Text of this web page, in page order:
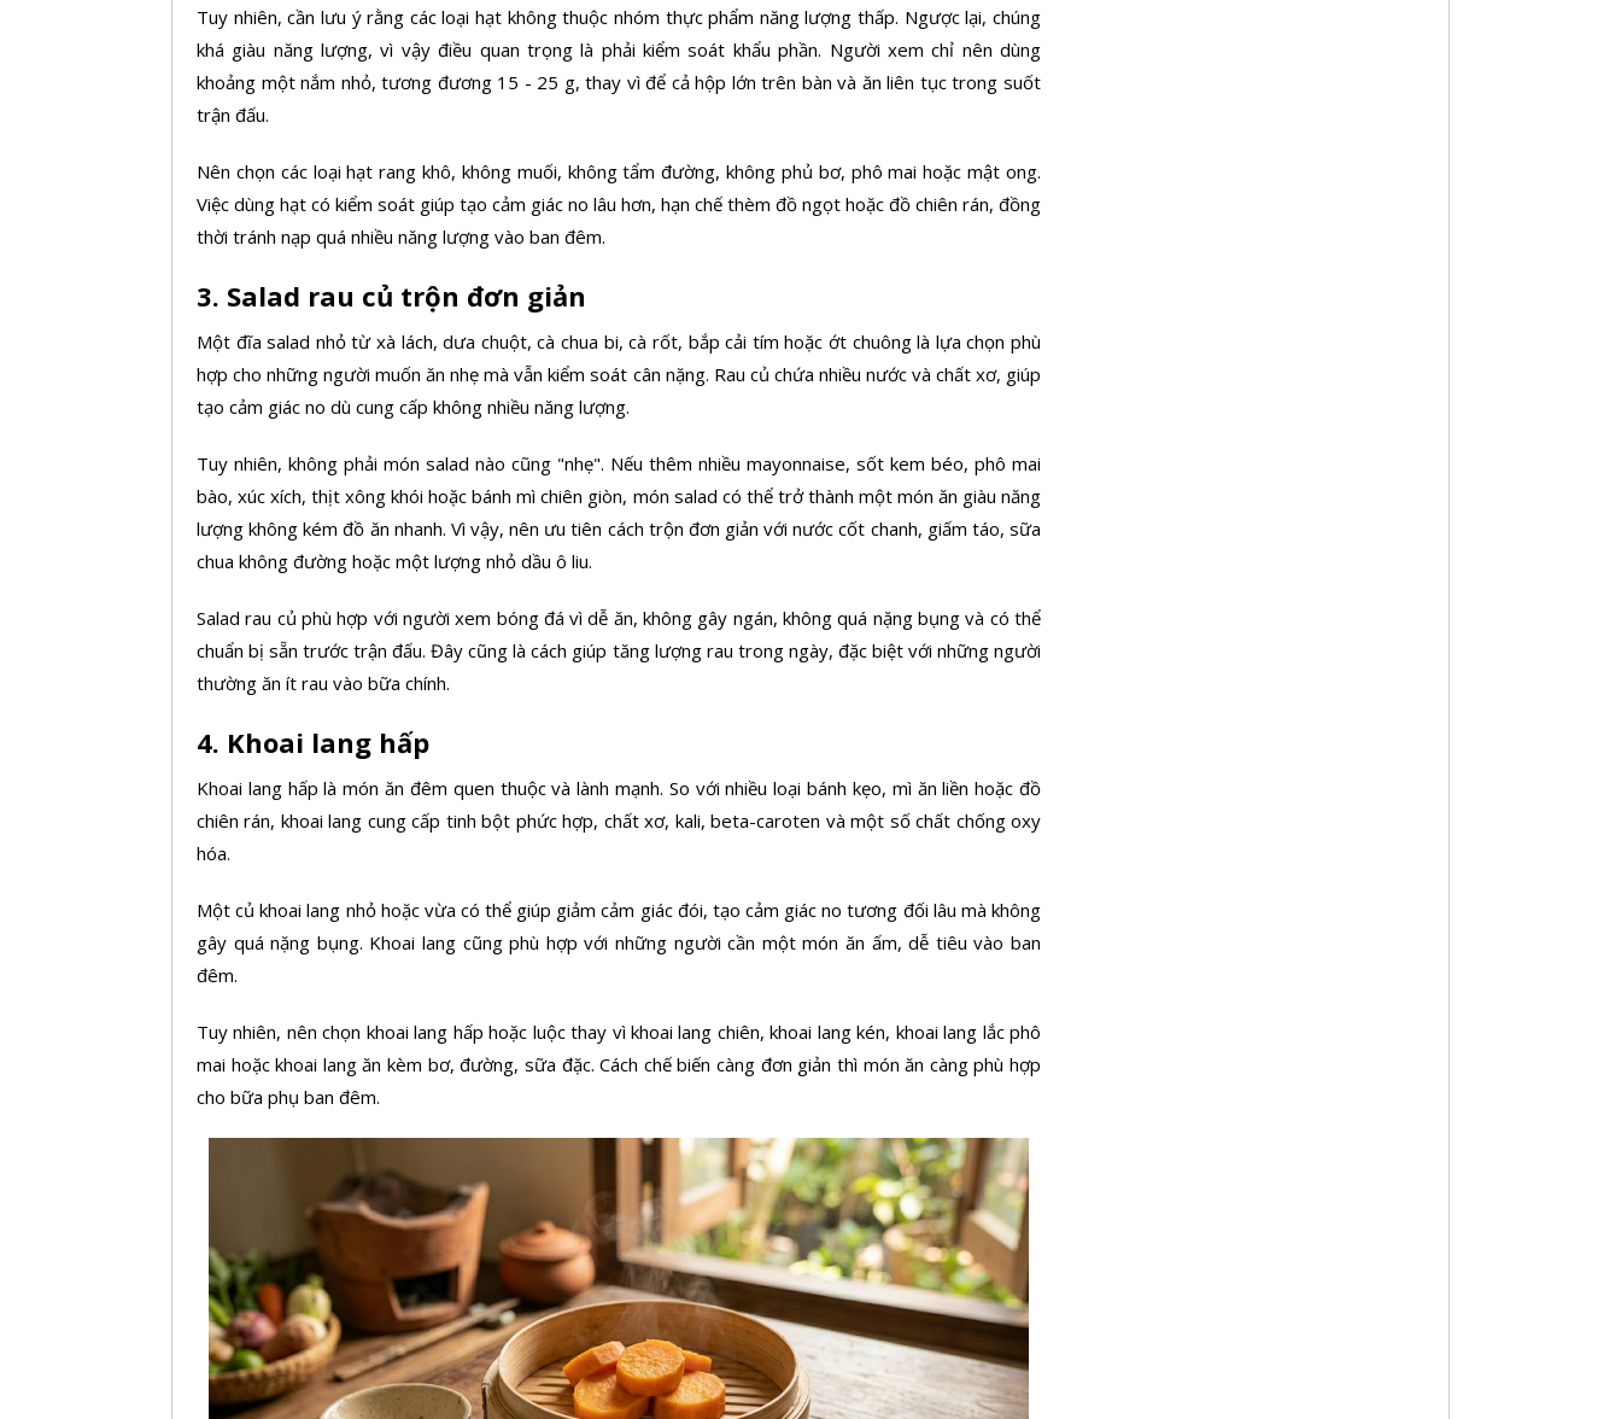
Tuy nhiên, cần lưu ý rằng các loại hạt không thuộc nhóm thực phẩm năng lượng thấp. Ngược lại, chúng
khá giàu năng lượng, vì vậy điều quan trọng là phải kiểm soát khẩu phần. Người xem chỉ nên dùng
khoảng một nắm nhỏ, tương đương 15 - 25 g, thay vì để cả hộp lớn trên bàn và ăn liên tục trong suốt
trận đấu.
Nên chọn các loại hạt rang khô, không muối, không tẩm đường, không phủ bơ, phô mai hoặc mật ong.
Việc dùng hạt có kiểm soát giúp tạo cảm giác no lâu hơn, hạn chế thèm đồ ngọt hoặc đồ chiên rán, đồng
thời tránh nạp quá nhiều năng lượng vào ban đêm.
3. Salad rau củ trộn đơn giản
Một đĩa salad nhỏ từ xà lách, dưa chuột, cà chua bi, cà rốt, bắp cải tím hoặc ớt chuông là lựa chọn phù
hợp cho những người muốn ăn nhẹ mà vẫn kiểm soát cân nặng. Rau củ chứa nhiều nước và chất xơ, giúp
tạo cảm giác no dù cung cấp không nhiều năng lượng.
Tuy nhiên, không phải món salad nào cũng "nhẹ". Nếu thêm nhiều mayonnaise, sốt kem béo, phô mai
bào, xúc xích, thịt xông khói hoặc bánh mì chiên giòn, món salad có thể trở thành một món ăn giàu năng
lượng không kém đồ ăn nhanh. Vì vậy, nên ưu tiên cách trộn đơn giản với nước cốt chanh, giấm táo, sữa
chua không đường hoặc một lượng nhỏ dầu ô liu.
Salad rau củ phù hợp với người xem bóng đá vì dễ ăn, không gây ngán, không quá nặng bụng và có thể
chuẩn bị sẵn trước trận đấu. Đây cũng là cách giúp tăng lượng rau trong ngày, đặc biệt với những người
thường ăn ít rau vào bữa chính.
4. Khoai lang hấp
Khoai lang hấp là món ăn đêm quen thuộc và lành mạnh. So với nhiều loại bánh kẹo, mì ăn liền hoặc đồ
chiên rán, khoai lang cung cấp tinh bột phức hợp, chất xơ, kali, beta-caroten và một số chất chống oxy
hóa.
Một củ khoai lang nhỏ hoặc vừa có thể giúp giảm cảm giác đói, tạo cảm giác no tương đối lâu mà không
gây quá nặng bụng. Khoai lang cũng phù hợp với những người cần một món ăn ấm, dễ tiêu vào ban
đêm.
Tuy nhiên, nên chọn khoai lang hấp hoặc luộc thay vì khoai lang chiên, khoai lang kén, khoai lang lắc phô
mai hoặc khoai lang ăn kèm bơ, đường, sữa đặc. Cách chế biến càng đơn giản thì món ăn càng phù hợp
cho bữa phụ ban đêm.